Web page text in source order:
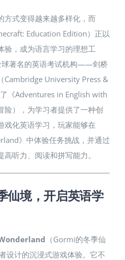
方式变得越来越多样化，而
Education Edition）正以
验，成为语言学习的理想工
著名的英语考试机构——剑桥
Cambridge University Press &
《Adventures in English with
险），为学习者提供了一种创
戏化英语学习，玩家能够在
》中体验任务挑战，并通过
听力、阅读和拼写能力。
仙境，开启英语学
（Gormi的冬季仙
设计的沉浸式游戏体验。它不